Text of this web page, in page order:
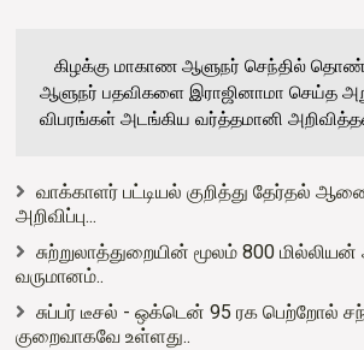
கிழக்கு மாகாண ஆளுநர் செந்தில்
ஆளுநர் பதவிகளை இராஜினாமா செய்த
விபரங்கள் அடங்கிய வர்த்தமானி
வாக்காளர் பட்டியல் குறித்து தேர்தல்
அறிவிப்பு...
சுற்றுலாத்துறையின் மூலம் 800
வருமானம்..
சுப்பர் டீசல் - ஒக்டென் 95 ரக பெற்றோல்
குறைவாகவே உள்ளது..